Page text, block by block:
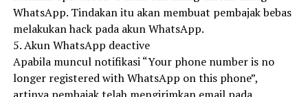
WhatsApp. Tindakan itu akan membuat pembajak bebas
melakukan hack pada akun WhatsApp.
5. Akun WhatsApp deactive
Apabila muncul notifikasi “Your phone number is no
longer registered with WhatsApp on this phone”,